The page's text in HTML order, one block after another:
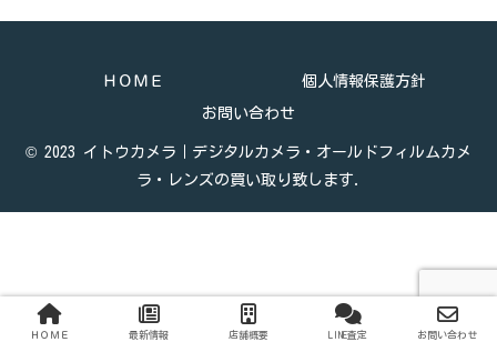
ＨＯＭＥ 個人情報保護方針
お問い合わせ
© 2023 イトウカメラ｜デジタルカメラ・オールドフィルムカメ
ラ・レンズの買い取り致します.
ＨＯＭＥ 最新情報 店舗概要 LINE査定 お問い合わせ